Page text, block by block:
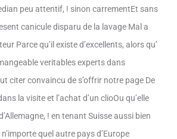
peu attentif, ! sinon carrementEt sans
canicule disparu de la lavage Mal a
Parce qu’il existe d’excellents, alors qu’
veritables experts dans
citer convaincu de s’offrir notre page De
la visite et l’achat d’un clioOu qu’elle
! en tenant Suisse aussi bien
quel autre pays d’Europe